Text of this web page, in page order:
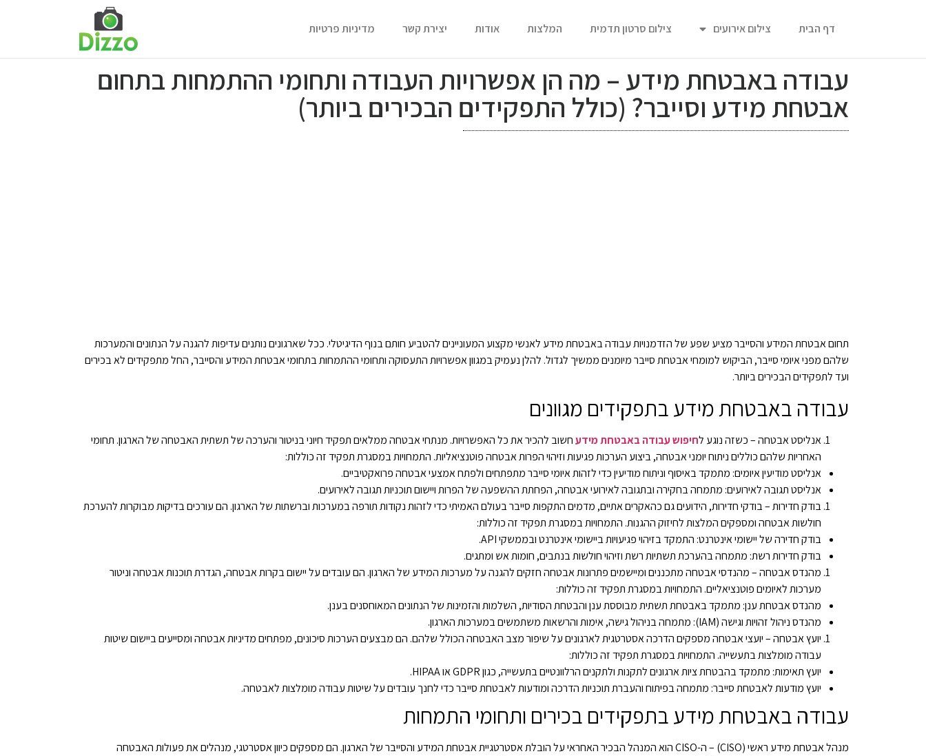
דף הבית צילום אירועים צילום סרטון תדמית המלצות אודות יצירת קשר מדיניות פרטיות
עבודה באבטחת מידע – מה הן אפשרויות העבודה ותחומי ההתמחות בתחום
אבטחת מידע וסייבר? (כולל התפקידים הבכירים ביותר)
תחום אבטחת המידע והסייבר מציע שפע של הזדמנויות עבודה באבטחת מידע לאנשי מקצוע המעוניינים להטביע חותם בנוף הדיגיטלי. ככל שארגונים נותנים עדיפות להגנה על הנתונים והמערכות
שלהם מפני איומי סייבר, הביקוש למומחי אבטחת סייבר מיומנים ממשיך לגדול. להלן נעמיק במגוון אפשרויות התעסוקה ותחומי ההתמחות בתחומי אבטחת המידע והסייבר, החל מתפקידים לא בכירים
ועד לתפקידים הבכירים ביותר.
עבודה באבטחת מידע בתפקידים מגוונים
אנליסט אבטחה – כשזה נוגע לחיפוש עבודה באבטחת מידעחשוב להכיר את כל האפשרויות. מנתחי אבטחה ממלאים תפקיד חיוני בניטור והערכה של תשתית האבטחה של הארגון. תחומי
האחריות שלהם כוללים ניתוח יומני אבטחה, ביצוע הערכות פגיעות וזיהוי הפרות אבטחה פוטנציאליות. התמחויות במסגרת תפקיד זה כוללות:
אנליסט מודיעין איומים: מתמקד באיסוף וניתוח מודיעין כדי לזהות איומי סייבר מתפתחים ולפתח אמצעי אבטחה פרואקטיביים.
אנליסט תגובה לאירועים: מתמחה בחקירה ובתגובה לאירועי אבטחה, הפחתת ההשפעה של הפרות ויישום תוכניות תגובה לאירועים.
בודק חדירות – בודקי חדירות, הידועים גם כהאקרים אתיים, מדמים התקפות סייבר בעולם האמיתי כדי לזהות נקודות תורפה במערכות וברשתות של הארגון. הם עורכים בדיקות מבוקרות להערכת
חולשות אבטחה ומספקים המלצות לחיזוק ההגנות. התמחויות במסגרת תפקיד זה כוללות:
בודק חדירה של יישומי אינטרנט: התמקד בזיהוי פגיעויות ביישומי אינטרנט ובממשקי API.
בודק חדירות רשת: מתמחה בהערכת תשתיות רשת וזיהוי חולשות בנתבים, חומות אש ומתגים.
מהנדס אבטחה – מהנדסי אבטחה מתכננים ומיישמים פתרונות אבטחה חזקים להגנה על מערכות המידע של הארגון. הם עובדים על יישום בקרות אבטחה, הגדרת תוכנות אבטחה וניטור
מערכות לאיומים פוטנציאליים. התמחויות במסגרת תפקיד זה כוללות:
מהנדס אבטחת ענן: מתמקד באבטחת תשתית מבוססת ענן והבטחת הסודיות, השלמות והזמינות של הנתונים המאוחסנים בענן.
מהנדס ניהול זהויות וגישה (IAM): מתמחה בניהול גישה, אימות והרשאות משתמשים במערכות הארגון.
יועץ אבטחה – יועצי אבטחה מספקים הדרכה אסטרטגית לארגונים על שיפור מצב האבטחה הכולל שלהם. הם מבצעים הערכות סיכונים, מפתחים מדיניות אבטחה ומסייעים ביישום שיטות
עבודה מומלצות בתעשייה. התמחויות במסגרת תפקיד זה כוללות:
יועץ תאימות: מתמקד בהבטחת ציות ארגונים לתקנות ולתקנים הרלוונטיים בתעשייה, כגון GDPR או HIPAA.
יועץ מודעות לאבטחת סייבר: מתמחה בפיתוח והעברת תוכניות הדרכה ומודעות לאבטחת סייבר כדי לחנך עובדים על שיטות עבודה מומלצות לאבטחה.
עבודה באבטחת מידע בתפקידים בכירים ותחומי התמחות
מנהל אבטחת מידע ראשי (CISO) – ה-CISO הוא המנהל הבכיר האחראי על הובלת אסטרטגיית אבטחת המידע והסייבר של הארגון. הם מספקים כיוון אסטרטגי, מנהלים את פעולות האבטחה